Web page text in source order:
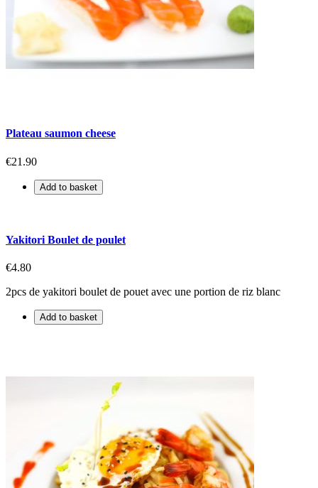
Plateau saumon cheese
€21.90
Add to basket
Yakitori Boulet de poulet
€4.80
2pcs de yakitori boulet de pouet avec une portion de riz blanc
Add to basket